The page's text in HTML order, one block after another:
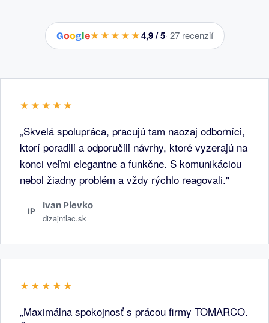
Google★★★★★4,9 / 5· 27 recenzií
★★★★★
„Skvelá spolupráca, pracujú tam naozaj odborníci,
ktorí poradili a odporučili návrhy, ktoré vyzerajú na
konci veľmi elegantne a funkčne. S komunikáciou
nebol žiadny problém a vždy rýchlo reagovali."
IP
Ivan Plevko
dizajntlac.sk
★★★★★
„Maximálna spokojnosť s prácou firmy TOMARCO.